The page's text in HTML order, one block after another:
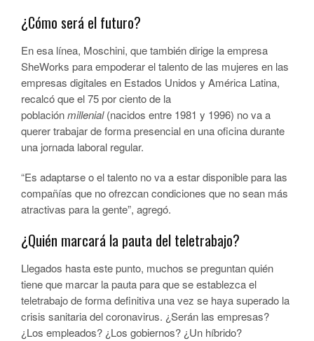
¿Cómo será el futuro?
En esa línea, Moschini, que también dirige la empresa
SheWorks para empoderar el talento de las mujeres en las
empresas digitales en Estados Unidos y América Latina,
recalcó que el 75 por ciento de la
poblaciónmillenial(nacidos entre 1981 y 1996) no va a
querer trabajar de forma presencial en una oficina durante
una jornada laboral regular.
“Es adaptarse o el talento no va a estar disponible para las
compañías que no ofrezcan condiciones que no sean más
atractivas para la gente”, agregó.
¿Quién marcará la pauta del teletrabajo?
Llegados hasta este punto, muchos se preguntan quién
tiene que marcar la pauta para que se establezca el
teletrabajo de forma definitiva una vez se haya superado la
crisis sanitaria del coronavirus. ¿Serán las empresas?
¿Los empleados? ¿Los gobiernos? ¿Un híbrido?